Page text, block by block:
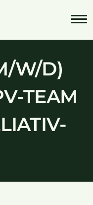
W/D)
TEAM